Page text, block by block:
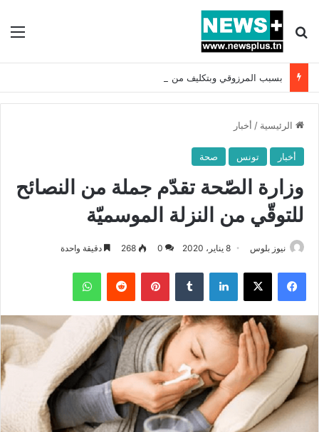
بحث عن
الرئيسية / أخبار
أخبار تونس صحة
وزارة الصّحة تقدّم جملة من النصائح
للتوقّي من النزلة الموسميّة
نيوز بلوس 8 يناير، 2020 0
268 دقيقة واحدة
فيسبوك X لينكدإن بينتيريست واتساب